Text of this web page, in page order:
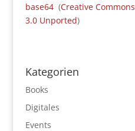
base64(Creative Commons
3.0 Unported)
Kategorien
Books
Digitales
Events